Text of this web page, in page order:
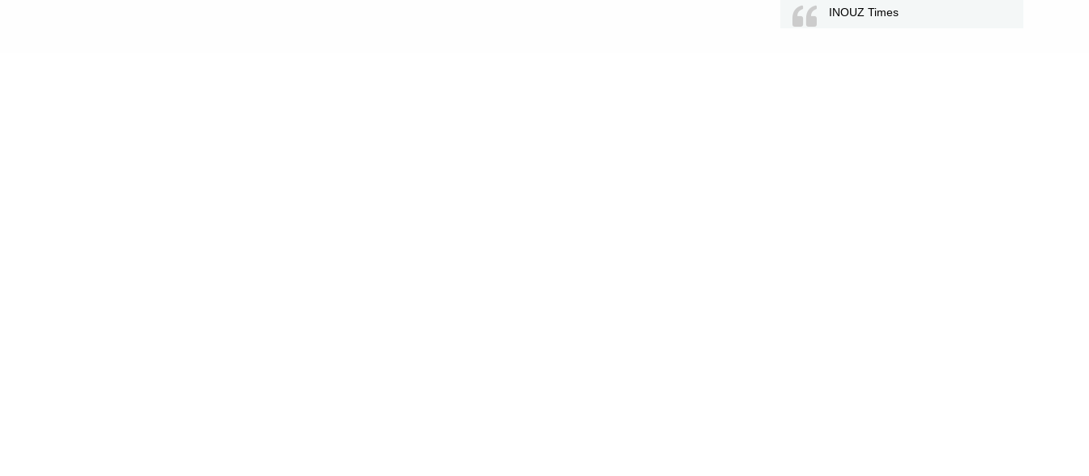
INOUZ Times